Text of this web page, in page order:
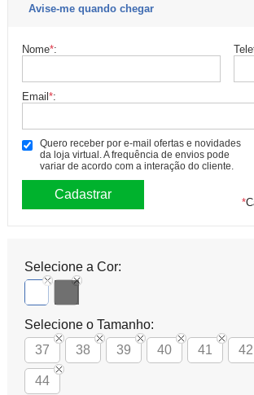
Avise-me quando chegar
Nome*:
Email*:
Quero receber por e-mail ofertas e novidades
da loja virtual. A frequência de envios pode
variar de acordo com a interação do cliente.
*
Selecione a Cor:
Selecione o Tamanho:
37
38 39 40 41 42
44